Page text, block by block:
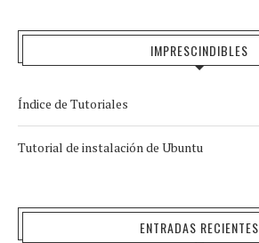
IMPRESCINDIBLES
Índice de Tutoriales
Tutorial de instalación de Ubuntu
ENTRADAS RECIENTES